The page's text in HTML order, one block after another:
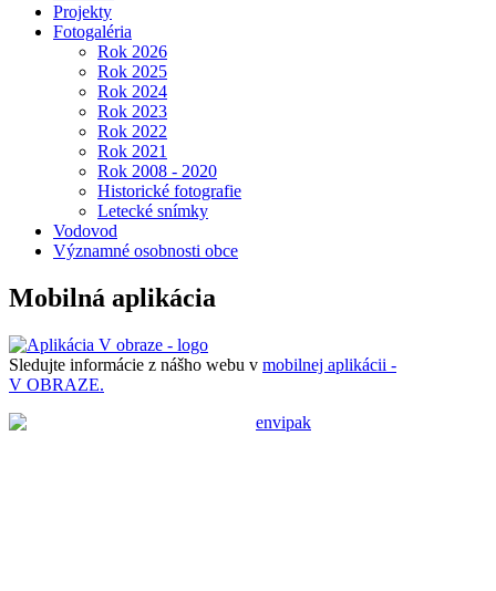
Projekty
Fotogaléria
Rok 2026
Rok 2025
Rok 2024
Rok 2023
Rok 2022
Rok 2021
Rok 2008 - 2020
Historické fotografie
Letecké snímky
Vodovod
Významné osobnosti obce
Mobilná aplikácia
Sledujte informácie z nášho webu v mobilnej aplikácii -
V OBRAZE.